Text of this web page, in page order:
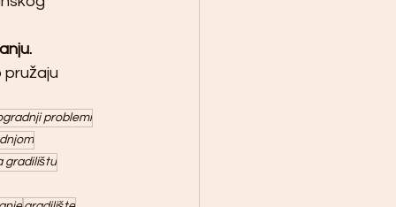
pružaju
problemi
gradilištu